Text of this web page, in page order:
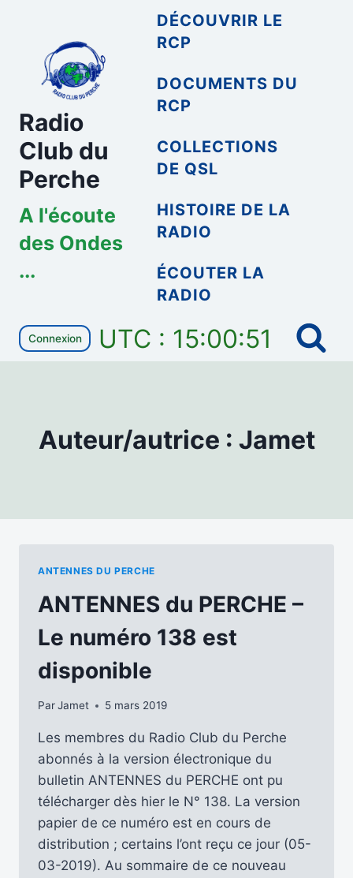
contenu
Radio
Club du
Perche
A l'écoute
des Ondes
...
DÉCOUVRIR LE
RCP
DOCUMENTS DU
RCP
COLLECTIONS
DE QSL
HISTOIRE DE LA
RADIO
ÉCOUTER LA
RADIO
Connexion UTC : 15:00:51
Auteur/autrice : Jamet
ANTENNES DU PERCHE
ANTENNES du PERCHE –
Le numéro 138 est
disponible
ParJamet 5 mars 2019
Les membres du Radio Club du Perche
abonnés à la version électronique du
bulletin ANTENNES du PERCHE ont pu
télécharger dès hier le N° 138. La version
papier de ce numéro est en cours de
distribution ; certains l’ont reçu ce jour (05-
03-2019). Au sommaire de ce nouveau